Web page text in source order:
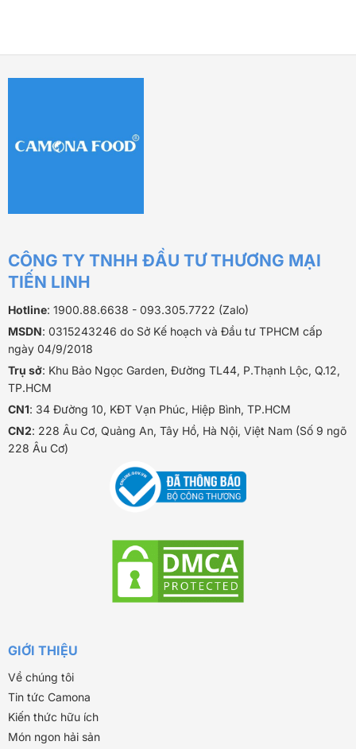
CÔNG TY TNHH ĐẦU TƯ THƯƠNG MẠI
TIẾN LINH
Hotline: 1900.88.6638 - 093.305.7722 (Zalo)
MSDN: 0315243246 do Sở Kế hoạch và Đầu tư TPHCM cấp
ngày 04/9/2018
Trụ sở: Khu Bảo Ngọc Garden, Đường TL44, P.Thạnh Lộc, Q.12,
TP.HCM
CN1: 34 Đường 10, KĐT Vạn Phúc, Hiệp Bình, TP.HCM
CN2: 228 Âu Cơ, Quảng An, Tây Hồ, Hà Nội, Việt Nam (Số 9 ngõ
228 Âu Cơ)
GIỚI THIỆU
Về chúng tôi
Tin tức Camona
Kiến thức hữu ích
Món ngon hải sản